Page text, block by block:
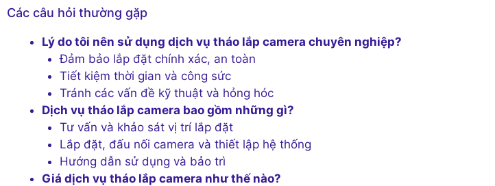
Các câu hỏi thường gặp
Lý do tôi nên sử dụng dịch vụ tháo lắp camera chuyên nghiệp?
Đảm bảo lắp đặt chính xác, an toàn
Tiết kiệm thời gian và công sức
Tránh các vấn đề kỹ thuật và hỏng hóc
Dịch vụ tháo lắp camera bao gồm những gì?
Tư vấn và khảo sát vị trí lắp đặt
Lắp đặt, đấu nối camera và thiết lập hệ thống
Hướng dẫn sử dụng và bảo trì
Giá dịch vụ tháo lắp camera như thế nào?